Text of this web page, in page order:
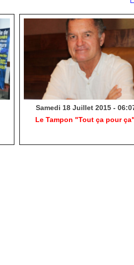
Samedi 18 Juillet 2015 -
Le Tampon "Tout ça pour